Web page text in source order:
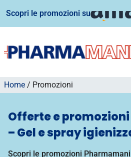
Scopri le promozioni su
Home / Promozioni
Offerte e
– Gel e spray
Scopri le promozioni